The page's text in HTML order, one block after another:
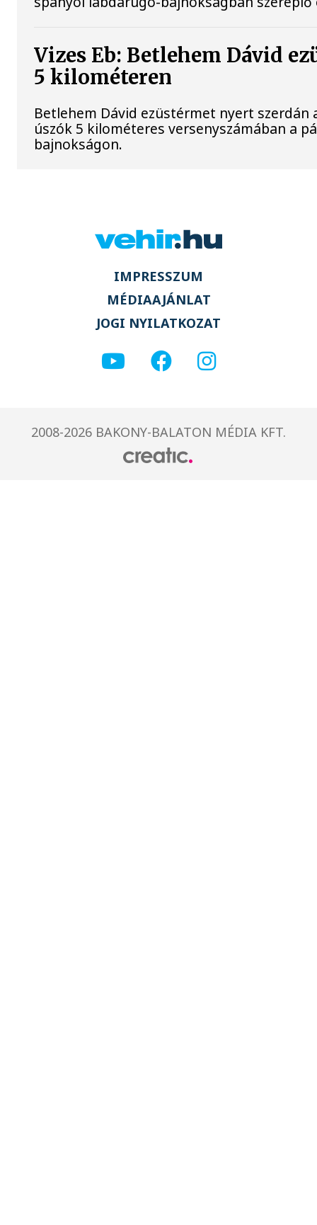
Vizes Eb: Betlehem Dávid
5 kilométeren
Betlehem Dávid ezüstérmet nyert szerdán
úszók 5 kilométeres versenyszámában a
bajnokságon.
IMPRESSZUM
MÉDIAAJÁNLAT
JOGI NYILATKOZAT
2008-2026 BAKONY-BALATON MÉDIA KFT.